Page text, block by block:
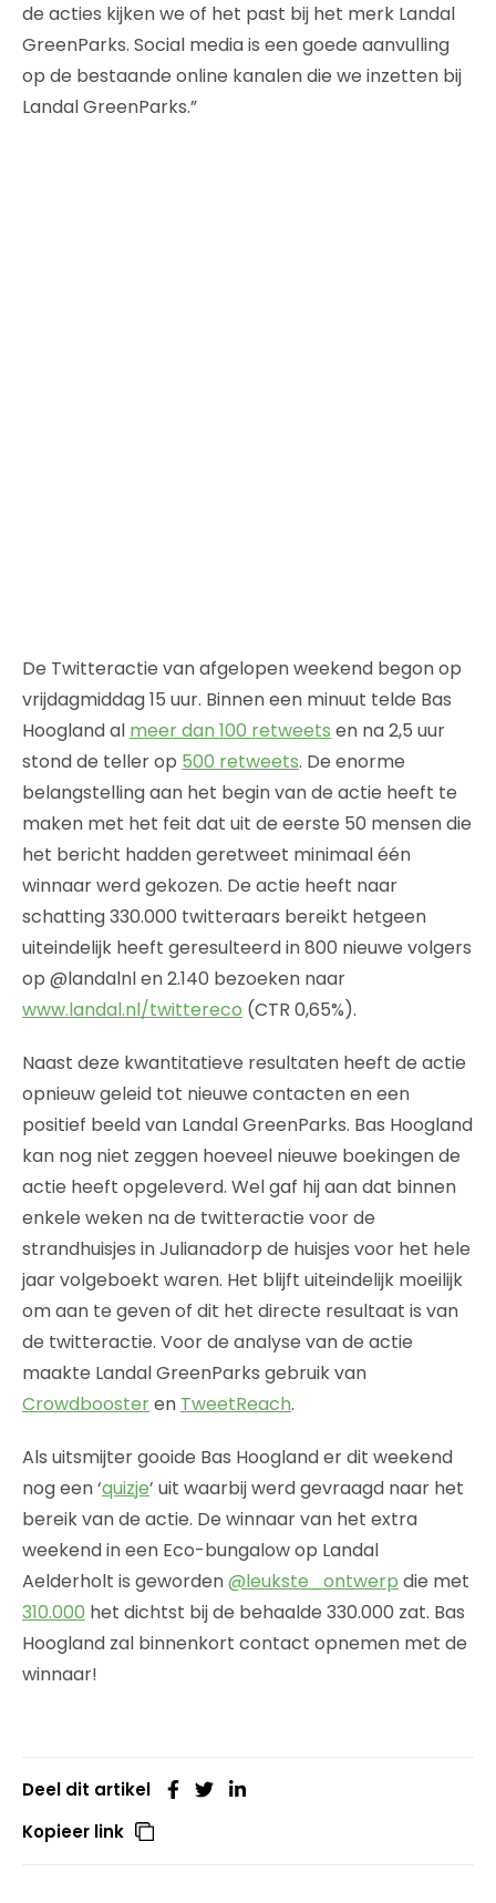
de acties kijken we of het past bij het merk Landal
GreenParks. Social media is een goede aanvulling
op de bestaande online kanalen die we inzetten bij
Landal GreenParks.”
De Twitteractie van afgelopen weekend begon op
vrijdagmiddag 15 uur. Binnen een minuut telde Bas
Hoogland al meer dan 100 retweets en na 2,5 uur
stond de teller op 500 retweets. De enorme
belangstelling aan het begin van de actie heeft te
maken met het feit dat uit de eerste 50 mensen die
het bericht hadden geretweet minimaal één
winnaar werd gekozen. De actie heeft naar
schatting 330.000 twitteraars bereikt hetgeen
uiteindelijk heeft geresulteerd in 800 nieuwe volgers
op @landalnl en 2.140 bezoeken naar
www.landal.nl/twittereco (CTR 0,65%).
Naast deze kwantitatieve resultaten heeft de actie
opnieuw geleid tot nieuwe contacten en een
positief beeld van Landal GreenParks. Bas Hoogland
kan nog niet zeggen hoeveel nieuwe boekingen de
actie heeft opgeleverd. Wel gaf hij aan dat binnen
enkele weken na de twitteractie voor de
strandhuisjes in Julianadorp de huisjes voor het hele
jaar volgeboekt waren. Het blijft uiteindelijk moeilijk
om aan te geven of dit het directe resultaat is van
de twitteractie. Voor de analyse van de actie
maakte Landal GreenParks gebruik van
Crowdboosteren TweetReach.
Als uitsmijter gooide Bas Hoogland er dit weekend
nog een ‘quizje’ uit waarbij werd gevraagd naar het
bereik van de actie. De winnaar van het extra
weekend in een Eco-bungalow op Landal
Aelderholt is geworden@leukste_ontwerp die met
310.000 het dichtst bij de behaalde 330.000 zat. Bas
Hoogland zal binnenkort contact opnemen met de
winnaar!
Deel dit artikel
Kopieer link